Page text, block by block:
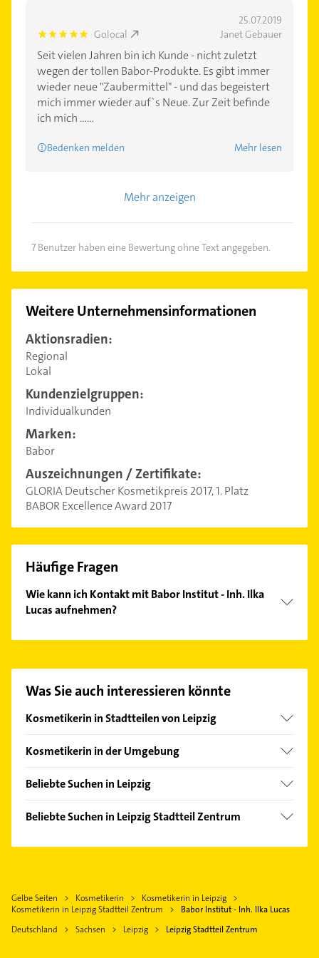
25.07.2019
5.0 Golocal Janet Gebauer
Seit vielen Jahren bin ich Kunde - nicht zuletzt
wegen der tollen Babor-Produkte. Es gibt immer
wieder neue "Zaubermittel" - und das begeistert
mich immer wieder auf`s Neue. Zur Zeit befinde
ich mich ......
Bedenken melden Mehr lesen
Mehr anzeigen
7 Benutzer haben eine Bewertung ohne Text angegeben.
Weitere Unternehmensinformationen
Aktionsradien:
Regional
Lokal
Kundenzielgruppen:
Individualkunden
Marken:
Babor
Auszeichnungen / Zertifikate:
GLORIA Deutscher Kosmetikpreis 2017, 1. Platz
BABOR Excellence Award 2017
Häufige Fragen
Wie kann ich Kontakt mit Babor Institut - Inh. Ilka
Lucas aufnehmen?
Kontaktmöglichkeiten wie Adresse oder Mail in
finden Sie alleKontaktdaten.
Was Sie auch interessieren könnte
Kosmetikerin in Stadtteilen von Leipzig
Althen-Kleinpösna
Böhlitz-Ehrenberg
Burghausen-Rückmarsdorf
Engelsdorf
Gohlis-Süd
Grünau-Mitte
Kosmetikerin in der Umgebung
Markkleeberg
Borsdorf
Zwenkau
Naunhof bei Grimma
Brandis bei Wurzen
Beliebte Suchen in Leipzig
Kanalreinigung
Physikalische Therapie
Lackiererei
Maler
Beliebte Suchen in Leipzig Stadtteil Zentrum
Krankengymnastik
Zahnarzt
Gelbe Seiten Kosmetikerin
Kosmetikerin in Leipzig
Kosmetikerin in Leipzig Stadtteil Zentrum
Babor Institut - Inh. Ilka Lucas
Deutschland
Sachsen Leipzig Leipzig Stadtteil Zentrum